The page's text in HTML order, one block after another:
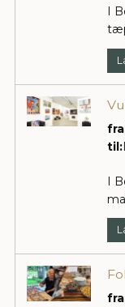
I
til:
I